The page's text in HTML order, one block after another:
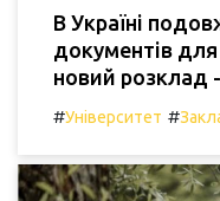
В Україні
документів для
новий розклад
#Університет #